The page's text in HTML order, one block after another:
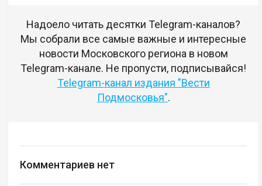
Надоело читать десятки Telegram-каналов?
Мы собрали все самые важные и интересные
новости Московского региона в новом
Telegram-канале. Не пропусти, подписывайся!
Telegram-канал издания "Вести
Подмосковья".
Комментариев нет